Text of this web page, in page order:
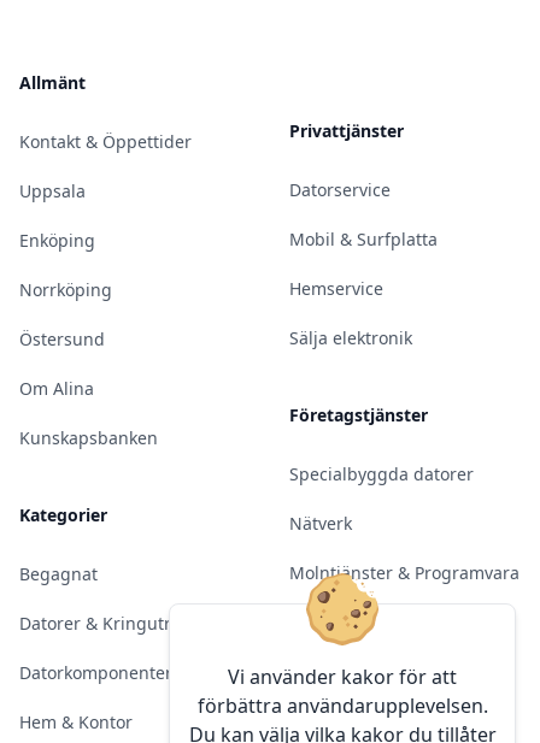
Vi använder kakor för att
förbättra användarupplevelsen.
Du kan välja vilka kakor du tillåter
Allmänt
Kontakt & Öppettider
Uppsala
Enköping
Norrköping
Östersund
Om Alina
Kunskapsbanken
Kategorier
Begagnat
Datorer & Kringutrustning
Datorkomponenter
Hem & Kontor
Privattjänster
Datorservice
Mobil & Surfplatta
Hemservice
Sälja elektronik
Företagstjänster
Specialbyggda datorer
Nätverk
Molntjänster & Programvara
Server & Backup
Kameraövervakning
Konferens & Public Display